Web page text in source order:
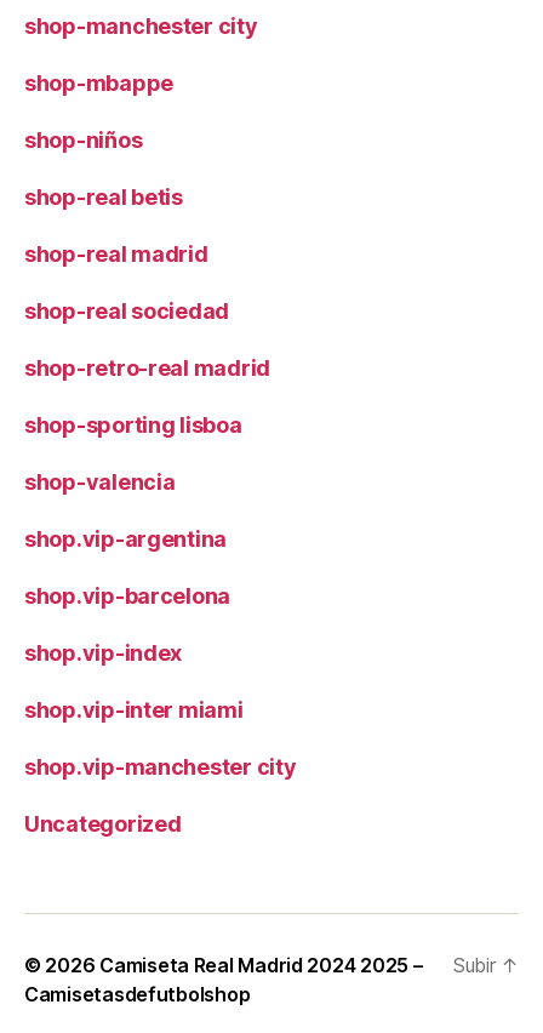
shop-manchester city
shop-mbappe
shop-niños
shop-real betis
shop-real madrid
shop-real sociedad
shop-retro-real madrid
shop-sporting lisboa
shop-valencia
shop.vip-argentina
shop.vip-barcelona
shop.vip-index
shop.vip-inter miami
shop.vip-manchester city
Uncategorized
© 2026 Camiseta Real Madrid 2024 2025 –
Camisetasdefutbolshop
Subir ↑